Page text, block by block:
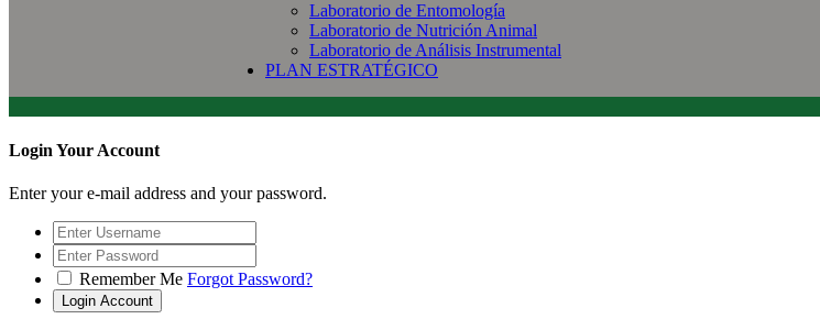
Laboratorio de Entomología
Laboratorio de Nutrición Animal
Laboratorio de Análisis Instrumental
PLAN ESTRATÉGICO
Login Your Account
Enter your e-mail address and your password.
Remember Me Forgot Password?